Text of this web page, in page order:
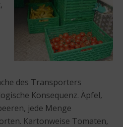
des Transporters
Konsequenz. Äpfel,
jede Menge
Kartonweise Tomaten,